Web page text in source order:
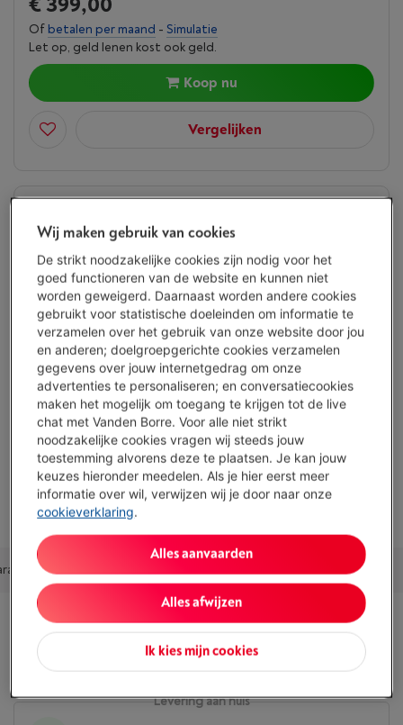
Of betalen per maand - Simulatie
Let op, geld lenen kost ook geld.
Koop nu
Vergelijken
Vanden Borre Life Groot elektro
€ 14,99
Verleng de levensduur van je toestellen met één abonnement
Dit product wordt7 jaar na aankoop gedekt.
Meer info
Troeven
Ruime koel- en vriescapaciteit
Ingebouwde waterdispenser voor gekoeld water
LED-verlichting voor beter zicht
Energielabel D, minder energiezuinig
Toon alle specificaties
Ons advies
Beschikbaarheid
Levering aan huis
Wij maken gebruik van cookies
De strikt noodzakelijke cookies zijn nodig voor het
goed functioneren van de website en kunnen niet
worden geweigerd. Daarnaast worden andere cookies
gebruikt voor statistische doeleinden om informatie te
verzamelen over het gebruik van onze website door jou
en anderen; doelgroepgerichte cookies verzamelen
gegevens over jouw internetgedrag om onze
advertenties te personaliseren; en conversatiecookies
maken het mogelijk om toegang te krijgen tot de live
chat met Vanden Borre. Voor alle niet strikt
noodzakelijke cookies vragen wij steeds jouw
toestemming alvorens deze te plaatsen. Je kan jouw
keuzes hieronder meedelen. Als je hier eerst meer
informatie over wil, verwijzen wij je door naar onze
cookieverklaring.
Ik kies mijn cookies
Alles afwijzen
Alles aanvaarden